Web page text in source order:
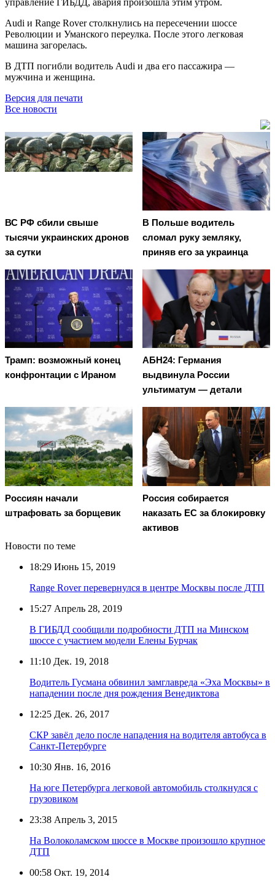
Audi и Range Rover столкнулись на пересечении шоссе
Революции и Уманского переулка. После этого легковая
машина загорелась.
В ДТП погибли водитель Audi и два его пассажира —
мужчина и женщина.
Версия для печати
Все новости
ВС РФ сбили свыше
тысячи украинских дронов
за сутки
В Польше водитель
сломал руку земляку,
приняв его за украинца
Трамп: возможный конец
конфронтации с Ираном
АБН24: Германия
выдвинула России
ультиматум — детали
Россиян начали
штрафовать за борщевик
Россия собирается
наказать EC за блокировку
активов
Новости по теме
18:29 Июнь 15, 2019
Range Rover перевернулся в центре Москвы после ДТП
15:27 Апрель 28, 2019
В ГИБДД сообщили подробности ДТП на Минском
шоссе с участием модели Елены Бурчак
11:10 Дек. 19, 2018
Водитель Гусмана обвинил замглавреда «Эха Москвы» в
нападении после дня рождения Венедиктова
12:25 Дек. 26, 2017
СКР завёл дело после нападения на водителя автобуса в
Санкт-Петербурге
10:30 Янв. 16, 2016
На юге Петербурга легковой автомобиль столкнулся с
грузовиком
23:38 Апрель 3, 2015
На Волоколамском шоссе в Москве произошло крупное
ДТП
00:58 Окт. 19, 2014